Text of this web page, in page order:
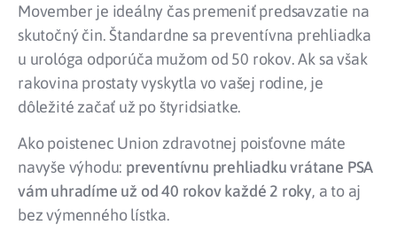
Movember je ideálny čas premeniť predsavzatie na
skutočný čin. Štandardne sa preventívna prehliadka
u urológa odporúča mužom od 50 rokov. Ak sa však
rakovina prostaty vyskytla vo vašej rodine, je
dôležité začať už po štyridsiatke.
Ako poistenec Union zdravotnej poisťovne máte
navyše výhodu: preventívnu prehliadku vrátane PSA
vám uhradíme už od 40 rokov každé 2 roky, a to aj
bez výmenného lístka.